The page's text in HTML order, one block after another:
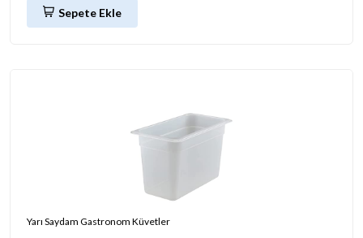
Sepete Ekle
Yarı Saydam Gastronom Küvetler